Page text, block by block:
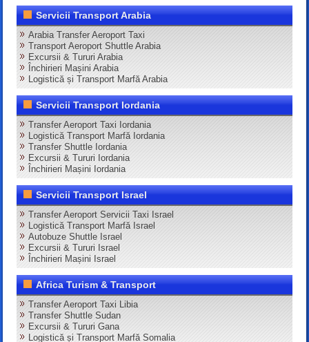
Servicii Transport Arabia
Arabia Transfer Aeroport Taxi
Transport Aeroport Shuttle Arabia
Excursii & Tururi Arabia
Închirieri Mașini Arabia
Logistică și Transport Marfă Arabia
Servicii Transport Iordania
Transfer Aeroport Taxi Iordania
Logistică Transport Marfă Iordania
Transfer Shuttle Iordania
Excursii & Tururi Iordania
Închirieri Mașini Iordania
Servicii Transport Israel
Transfer Aeroport Servicii Taxi Israel
Logistică Transport Marfă Israel
Autobuze Shuttle Israel
Excursii & Tururi Israel
Închirieri Mașini Israel
Africa Turism & Transport
Transfer Aeroport Taxi Libia
Transfer Shuttle Sudan
Excursii & Tururi Gana
Logistică și Transport Marfă Somalia